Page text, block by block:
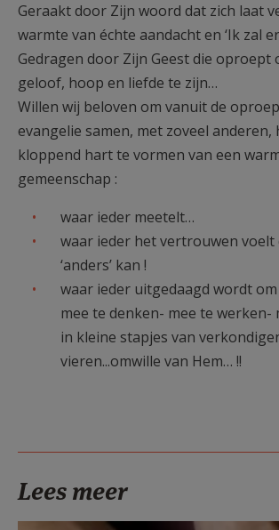
Geraakt door Zijn woord dat zich laat
warmte van échte aandacht en ‘Ik zal
Gedragen door Zijn Geest die oproept
geloof, hoop en liefde te zijn…
Willen wij beloven om vanuit de
evangelie samen, met zoveel anderen,
kloppend hart te vormen van een
gemeenschap :
waar ieder meetelt…
waar ieder het vertrouwen
‘anders’ kan !
waar ieder uitgedaagd wordt
mee te denken- mee te werken-
in kleine stapjes van
vieren...omwille van Hem… !!
Lees meer